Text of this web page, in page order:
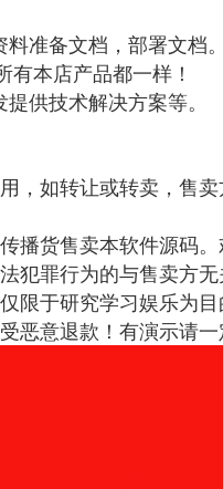
准备文档，部署文档
本店产品都一样！
供技术解决方案等。
，如转让或转卖，售
播货售卖本软件源码
犯罪行为的与售卖方
限于研究学习娱乐为
恶意退款！有演示请